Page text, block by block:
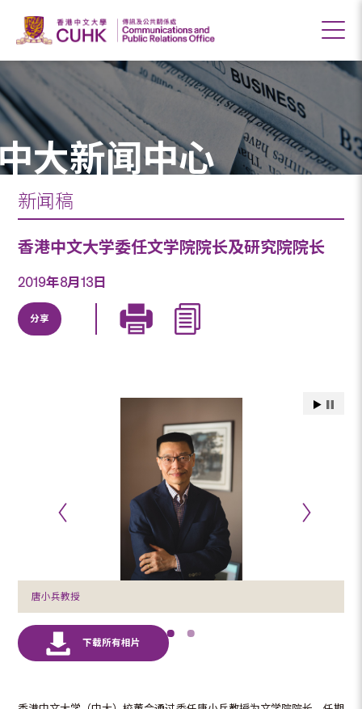
大新闻中心
新闻稿
香港中文大学委任文学院院长及研究院院长
2019年8月13日
分享
唐小兵教授